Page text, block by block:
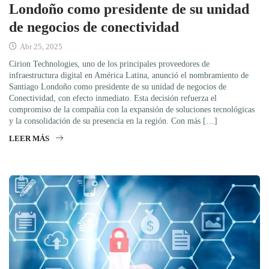
Londoño como presidente de su unidad
de negocios de conectividad
Abr 25, 2025
Cirion Technologies, uno de los principales proveedores de
infraestructura digital en América Latina, anunció el nombramiento de
Santiago Londoño como presidente de su unidad de negocios de
Conectividad, con efecto inmediato. Esta decisión refuerza el
compromiso de la compañía con la expansión de soluciones tecnológicas
y la consolidación de su presencia en la región. Con más […]
LEER MÁS